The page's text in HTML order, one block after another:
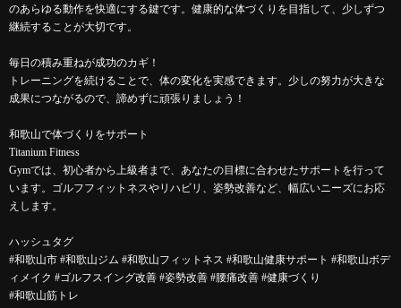
のあらゆる動作を快適にする鍵です。健康的な体づくりを目指して、少しずつ
継続することが大切です。
毎日の積み重ねが成功のカギ！
トレーニングを続けることで、体の変化を実感できます。少しの努力が大きな
成果につながるので、諦めずに頑張りましょう！
和歌山で体づくりをサポート
Titanium Fitness
Gymでは、初心者から上級者まで、あなたの目標に合わせたサポートを行って
います。ゴルフフィットネスやリハビリ、姿勢改善など、幅広いニーズにお応
えします。
ハッシュタグ
#和歌山市 #和歌山ジム #和歌山フィットネス #和歌山健康サポート #和歌山ボデ
ィメイク #ゴルフスイング改善 #姿勢改善 #腰痛改善 #健康づくり
#和歌山筋トレ